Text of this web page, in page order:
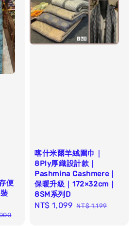
便
喀什米爾羊絨圍巾｜
8Ply厚織設計款｜
Pashmina Cashmere｜
保暖升級｜172×32cm｜
8SM系列D
Sale
NT$ 1,099 Regular
NT$ 1,199